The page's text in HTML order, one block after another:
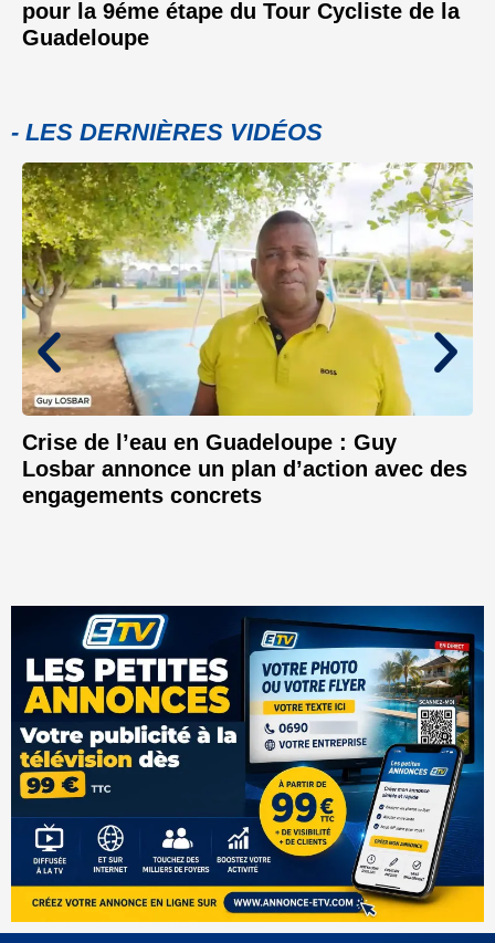
pour la 9éme étape du Tour Cycliste de la
Guadeloupe
- LES DERNIÈRES VIDÉOS
Crise de l’eau en Guadeloupe : Guy
Losbar annonce un plan d’action avec des
engagements concrets